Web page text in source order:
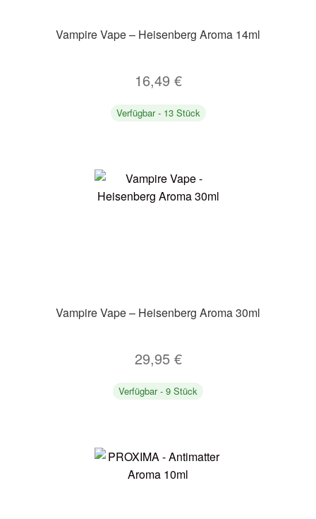
Vampire Vape – Heisenberg Aroma 14ml
16,49 €
Verfügbar - 13 Stück
Vampire Vape – Heisenberg Aroma 30ml
29,95 €
Verfügbar - 9 Stück